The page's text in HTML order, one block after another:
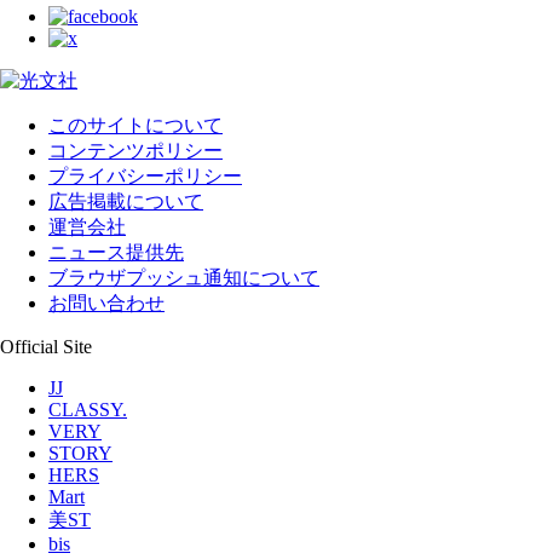
このサイトについて
コンテンツポリシー
プライバシーポリシー
広告掲載について
運営会社
ニュース提供先
ブラウザプッシュ通知について
お問い合わせ
Official Site
JJ
CLASSY.
VERY
STORY
HERS
Mart
美ST
bis